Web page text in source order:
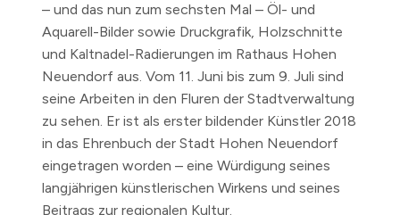
– und das nun zum sechsten Mal – Öl- und
Aquarell-Bilder sowie Druckgrafik, Holzschnitte
und Kaltnadel-Radierungen im Rathaus Hohen
Neuendorf aus. Vom 11. Juni bis zum 9. Juli sind
seine Arbeiten in den Fluren der Stadtverwaltung
zu sehen. Er ist als erster bildender Künstler 2018
in das Ehrenbuch der Stadt Hohen Neuendorf
eingetragen worden – eine Würdigung seines
langjährigen künstlerischen Wirkens und seines
Beitrags zur regionalen Kultur.